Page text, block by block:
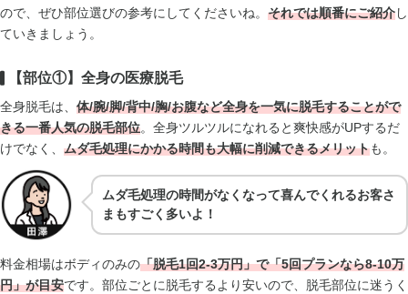
ので、ぜひ部位選びの参考にしてくださいね。 それでは順番にご紹介し
ていきましょう。
【部位①】全身の医療脱毛
全身脱毛は、 体/腕/脚/背中/胸/お腹など全身を一気に脱毛することがで
きる一番人気の脱毛部位。全身ツルツルになれると爽快感がUPするだ
けでなく、 ムダ毛処理にかかる時間も大幅に削減できるメリットも。
ムダ毛処理の時間がなくなって喜んでくれるお客さ
まもすごく多いよ！
料金相場はボディのみの「脱毛1回2-3万円」で「5回プランなら8-10万
円」が目安です。部位ごとに脱毛するより安いので、脱毛部位に迷うく